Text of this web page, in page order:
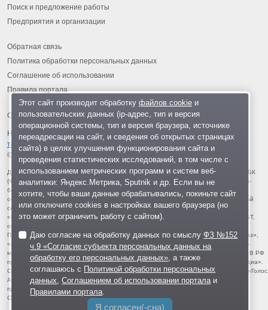
Поиск и предложение работы
Предприятия и организации
Обратная связь
Политика обработки персональных данных
Соглашение об использовании
Правила портала
На информационном ресурсе применяются
технологии
© 2013-2026 «ОИНФО»,
сделано в Одинцово
Для читателей: В России признаны экстремистскими и запрещены организации ФБК
(Фонд борьбы с коррупцией, признан иноагентом), Штабы Навального, «Национал-
большевистская партия», «Свидетели Иеговы», «Армия воли народа», «Русский
общенациональный союз», «Движение против нелегальной иммиграции», «Правый
сектор», УНА-УНСО, УПА, «Тризуб им. Степана Бандеры», «Мизантропик дивижн»,
«Меджлис крымскотатарского народа», движение «Артподготовка», движение ЛГБТ,
общероссийская политическая партия «Воля», АУЕ, батальоны «Азов» и «Айдар».
Признаны террористическими и запрещены: «Движение Талибан», «Имарат Кавказ»,
«Исламское государство» (ИГ, ИГИЛ), Джебхад-ан-Нусра, «АУМ Синрике», «Братья-
мусульмане», «Аль-Каида в странах исламского Магриба», «Сеть», «Колумбайн». В РФ
признана нежелательной деятельность «Открытой России», издания «Проект Медиа».
СМИ-иноагентами признаны: телеканал «Дождь», «Медуза», «Важные истории», «Голос
Америки», радио «Свобода», The Insider, «Медиазона», ОВД-инфо. Иноагентами
признаны общество/центр «Мемориал», «Аналитический Центр Юрия Левады»,
Сахаровский центр. Instagram и Facebook (Metа) запрещены в РФ за экстремизм.
Этот сайт производит обработку файлов cookieи
пользовательских данных (ip-адрес, тип и версия
операционной системы, тип и версия браузера, источнике
переадресации на сайт, и сведения об открытых страницах
сайта) в целях улучшения функционирования сайта и
проведения статистических исследований, в том числе с
использованием метрических программ и систем веб-
аналитики: Яндекс.Метрика, Sputnik и др. Если вы не
хотите, чтобы ваши данные обрабатывались, покиньте сайт
или отключите cookies в настройках вашего браузера (но
это может ограничить работу с сайтом).
Даю согласие на обработку данных по смыслуФЗ №152
ч.9 «Согласие субъекта персональных данных на
обработку его персональных данных» , а также
соглашаюсь с Политикой обработки персональных
данных ,Соглашением об использовании портала и
Правилами портала
Я согласен(-сна)